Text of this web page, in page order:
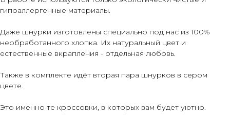
гипоаллергенные материалы.
Даже шнурки изготовлены специально под нас из 100%
необработанного хлопка. Их натуральный цвет и
естественные вкрапления - отдельная любовь.
Также в комплекте идёт вторая пара шнурков в сером
цвете.
Это именно те кроссовки, в которых вам будет уютно.